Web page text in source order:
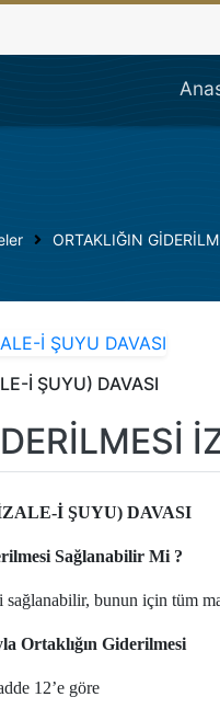
|
ORTAKLIĞIN
İ ŞUYU) DAVASI
İ ŞUYU) DAVASI
Sağlanabilir Mi ?
sağlanabilir, bunun için tüm
Ortaklığın Giderilmesi
12’e göre